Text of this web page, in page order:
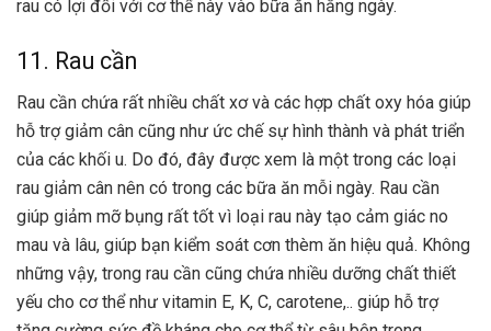
rau có lợi đối với cơ thể này vào bữa ăn hằng ngày.
11. Rau cần
Rau cần chứa rất nhiều chất xơ và các hợp chất oxy hóa giúp
hỗ trợ giảm cân cũng như ức chế sự hình thành và phát triển
của các khối u. Do đó, đây được xem là một trong các loại
rau giảm cân nên có trong các bữa ăn mỗi ngày. Rau cần
giúp giảm mỡ bụng rất tốt vì loại rau này tạo cảm giác no
mau và lâu, giúp bạn kiểm soát cơn thèm ăn hiệu quả. Không
những vậy, trong rau cần cũng chứa nhiều dưỡng chất thiết
yếu cho cơ thể như vitamin E, K, C, carotene,.. giúp hỗ trợ